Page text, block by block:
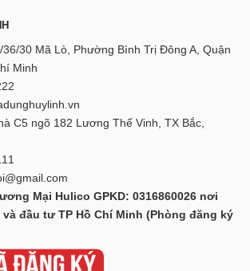
36/30 Mã Lò, Phường Bình Trị Đông A, Quận
Minh
C5 ngõ 182 Lương Thế Vinh, TX Bắc,
Mại Hulico GPKD: 0316860026 nơi
đầu tư TP Hồ Chí Minh (Phòng đăng ký